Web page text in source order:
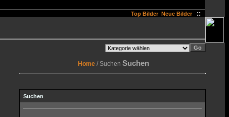
Top Bilder Neue Bilder ::
Home / Suchen Suchen
Suchen